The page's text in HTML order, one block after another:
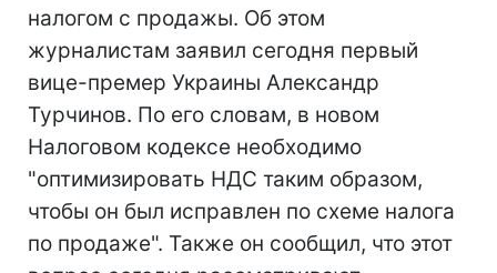
налогом с продажы. Об этом
журналистам заявил сегодня первый
вице-премер Украины Александр
Турчинов. По его словам, в новом
Налоговом кодексе необходимо
"оптимизировать НДС таким образом,
чтобы он был исправлен по схеме налога
по продаже". Также он сообщил, что этот